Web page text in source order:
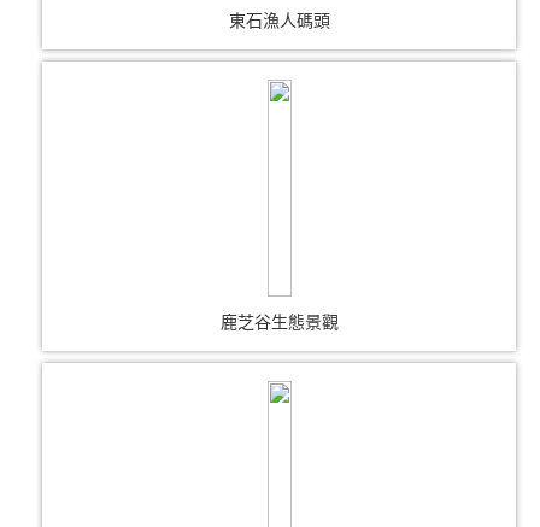
東石漁人碼頭
鹿芝谷生態景觀